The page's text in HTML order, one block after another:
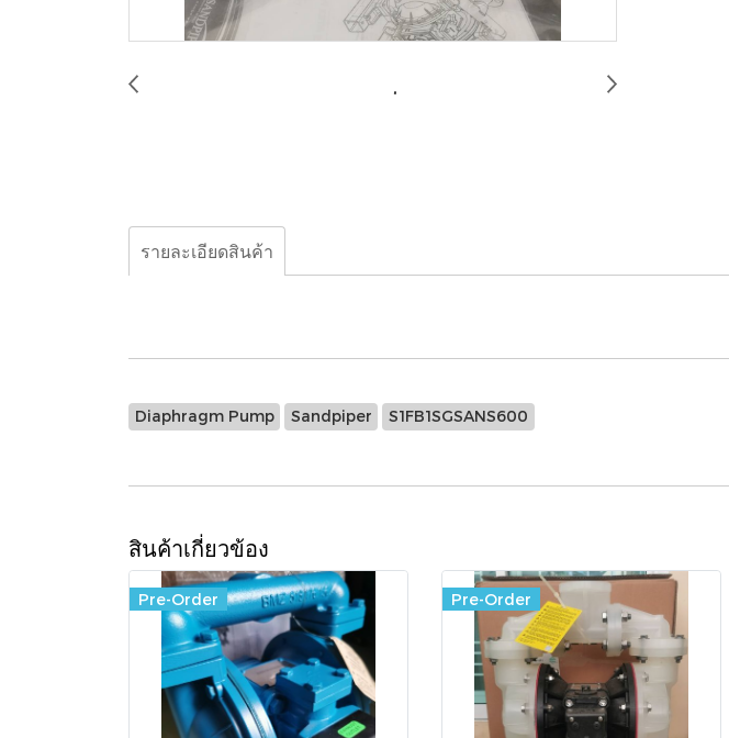
รายละเอียดสินค้า
Diaphragm Pump Sandpiper S1FB1SGSANS600
สินค้าเกี่ยวข้อง
Pre-Order Pre-Order